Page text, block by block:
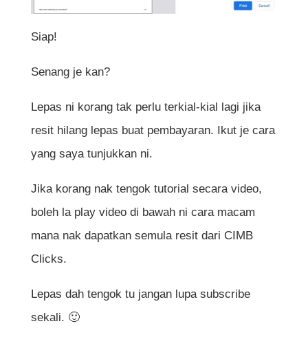
Siap!
Senang je kan?
Lepas ni korang tak perlu terkial-kial lagi jika
resit hilang lepas buat pembayaran. Ikut je cara
yang saya tunjukkan ni.
Jika korang nak tengok tutorial secara video,
boleh la play video di bawah ni cara macam
mana nak dapatkan semula resit dari CIMB
Clicks.
Lepas dah tengok tu jangan lupa subscribe
sekali. 🙂